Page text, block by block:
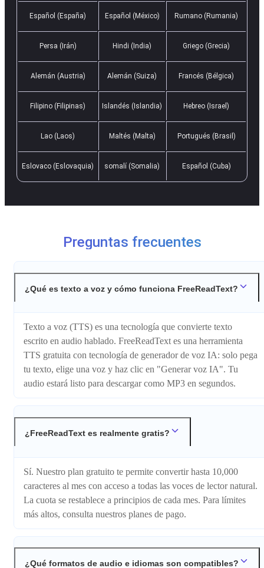
Español (España) Español (México) Rumano (Rumania)
Persa (Irán) Hindi (India) Griego (Grecia)
Alemán (Austria) Alemán (Suiza) Francés (Bélgica)
Filipino (Filipinas) Islandés (Islandia) Hebreo (Israel)
Lao (Laos) Maltés (Malta) Portugués (Brasil)
Eslovaco (Eslovaquia) somalí (Somalia) Español (Cuba)
Preguntas frecuentes
¿Qué es texto a voz y cómo funciona FreeReadText?
Texto a voz (TTS) es una tecnología que convierte texto
escrito en audio hablado. FreeReadText es una herramienta
TTS gratuita con tecnología de generador de voz IA: solo pega
tu texto, elige una voz y haz clic en "Generar voz IA". Tu
audio estará listo para descargar como MP3 en segundos.
¿FreeReadText es realmente gratis?
Sí. Nuestro plan gratuito te permite convertir hasta 10,000
caracteres al mes con acceso a todas las voces de lector natural.
La cuota se restablece a principios de cada mes. Para límites
más altos, consulta nuestros planes de pago.
¿Qué formatos de audio e idiomas son compatibles?